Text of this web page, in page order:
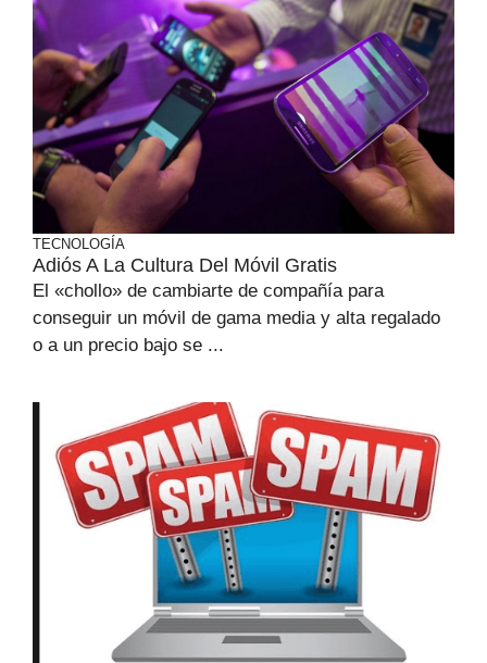
TECNOLOGÍA
Adiós A La Cultura Del Móvil Gratis
El «chollo» de cambiarte de compañía para
conseguir un móvil de gama media y alta regalado
o a un precio bajo se ...